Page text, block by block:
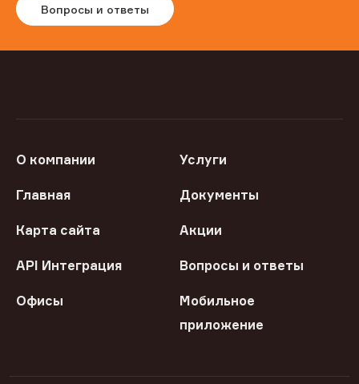
Вопросы и ответы
О компании Услуги
Главная Документы
Карта сайта Акции
API Интеграция Вопросы и ответы
Офисы
Мобильное
приложение